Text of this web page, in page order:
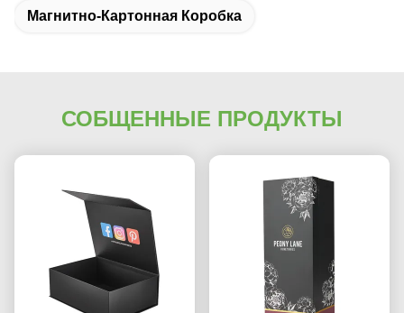
Магнитно-Картонная Коробка
СОБЩЕННЫЕ ПРОДУКТЫ